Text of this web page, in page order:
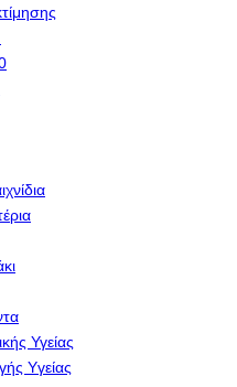
Υγείας
Yγείας